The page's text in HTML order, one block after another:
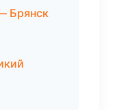
Брянск